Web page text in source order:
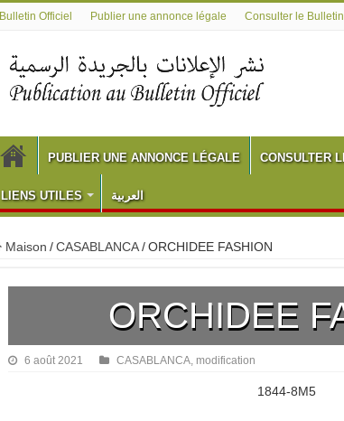
Bulletin Officiel Publier une annonce légale Consulter le Bulletin
PUBLIER UNE ANNONCE LÉGALE CONSULTER
LIENS UTILES العربية
Maison /CASABLANCA/ORCHIDEE FASHION
ORCHIDEE
6 août 2021 CASABLANCA, modification
1844-8M5